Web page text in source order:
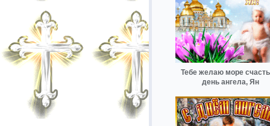
Тебе желаю море
день ангела, Ян